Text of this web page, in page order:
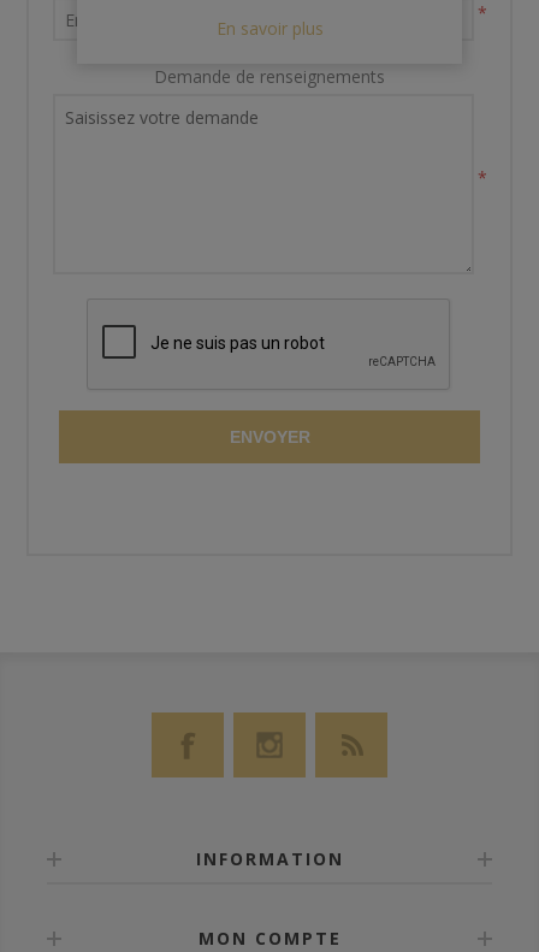
*
Demande de renseignements
*
ENVOYER
INFORMATION
MON COMPTE
En savoir plus